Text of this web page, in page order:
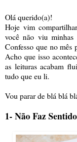
Olá querido(a)!
Hoje vim
você não viu minhas
Confesso que no mês
Acho que isso
as leituras acabam
tudo que eu li.
Vou parar de blá blá
1- Não Faz